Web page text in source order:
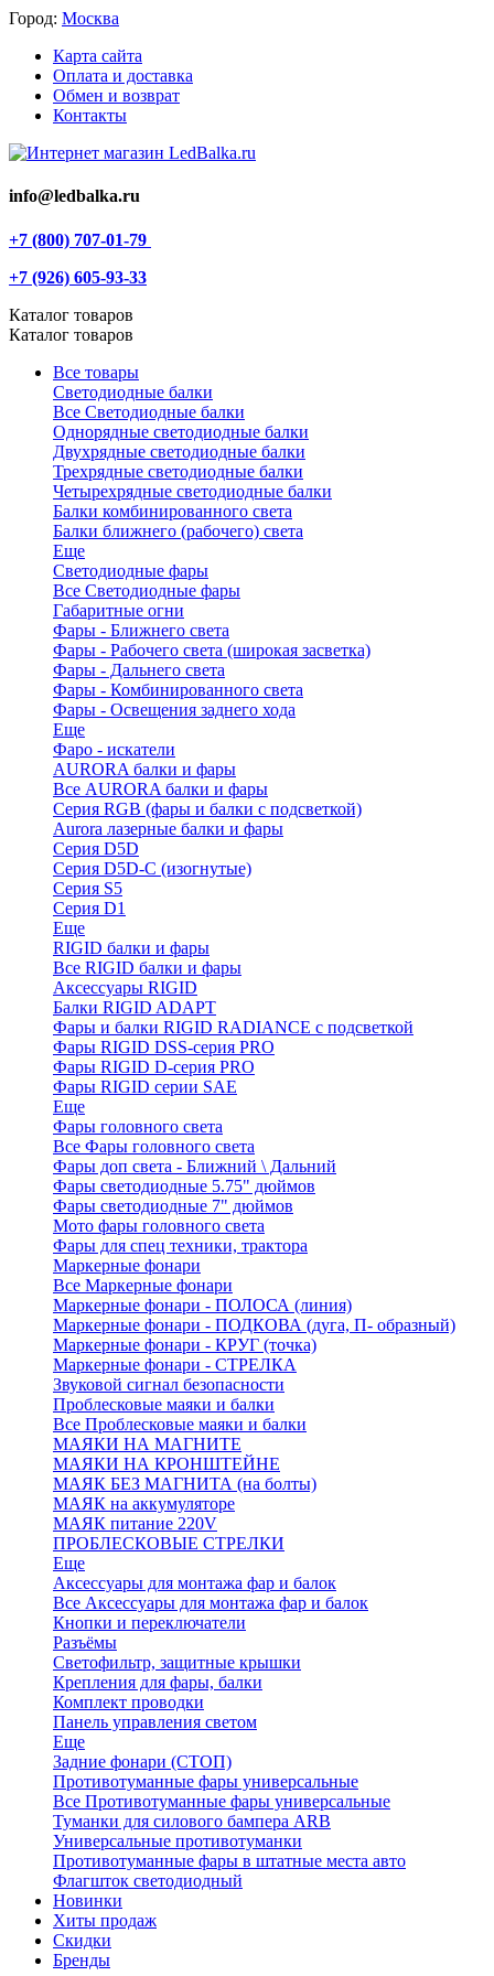
Город: Москва
Карта сайта
Оплата и доставка
Обмен и возврат
Контакты
info@ledbalka.ru
+7 (800) 707-01-79
+7 (926) 605-93-33
Каталог товаров
Каталог товаров
Все товары
Светодиодные балки
Все Светодиодные балки
Однорядные светодиодные балки
Двухрядные светодиодные балки
Трехрядные светодиодные балки
Четырехрядные светодиодные балки
Балки комбинированного света
Балки ближнего (рабочего) света
Еще
Светодиодные фары
Все Светодиодные фары
Габаритные огни
Фары - Ближнего света
Фары - Рабочего света (широкая засветка)
Фары - Дальнего света
Фары - Комбинированного света
Фары - Освещения заднего хода
Еще
Фаро - искатели
AURORA балки и фары
Все AURORA балки и фары
Серия RGB (фары и балки с подсветкой)
Aurora лазерные балки и фары
Серия D5D
Серия D5D-C (изогнутые)
Cерия S5
Серия D1
Еще
RIGID балки и фары
Все RIGID балки и фары
Аксессуары RIGID
Балки RIGID ADAPT
Фары и балки RIGID RADIANCE с подсветкой
Фары RIGID DSS-серия PRO
Фары RIGID D-серия PRO
Фары RIGID серии SAE
Еще
Фары головного света
Все Фары головного света
Фары доп света - Ближний \ Дальний
Фары светодиодные 5.75" дюймов
Фары светодиодные 7" дюймов
Мото фары головного света
Фары для спец техники, трактора
Маркерные фонари
Все Маркерные фонари
Маркерные фонари - ПОЛОСА (линия)
Маркерные фонари - ПОДКОВА (дуга, П- образный)
Маркерные фонари - КРУГ (точка)
Маркерные фонари - СТРЕЛКА
Звуковой сигнал безопасности
Проблесковые маяки и балки
Все Проблесковые маяки и балки
МАЯКИ НА МАГНИТЕ
МАЯКИ НА КРОНШТЕЙНЕ
МАЯК БЕЗ МАГНИТА (на болты)
МАЯК на аккумуляторе
МАЯК питание 220V
ПРОБЛЕСКОВЫЕ СТРЕЛКИ
Еще
Аксессуары для монтажа фар и балок
Все Аксессуары для монтажа фар и балок
Кнопки и переключатели
Разъёмы
Светофильтр, защитные крышки
Крепления для фары, балки
Комплект проводки
Панель управления светом
Еще
Задние фонари (СТОП)
Противотуманные фары универсальные
Все Противотуманные фары универсальные
Туманки для силового бампера ARB
Универсальные противотуманки
Противотуманные фары в штатные места авто
Флагшток светодиодный
Новинки
Хиты продаж
Скидки
Бренды